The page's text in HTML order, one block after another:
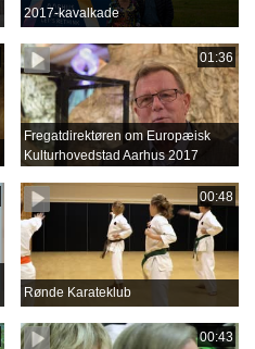
2017-kavalkade
01:36
Fregatdirektøren om Europæisk
Kulturhovedstad Aarhus 2017
00:48
Rønde Karateklub
00:43